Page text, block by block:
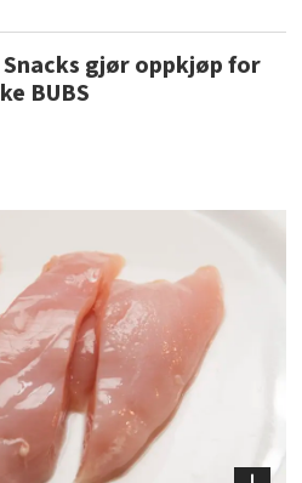
gjør oppkjøp for
BUBS